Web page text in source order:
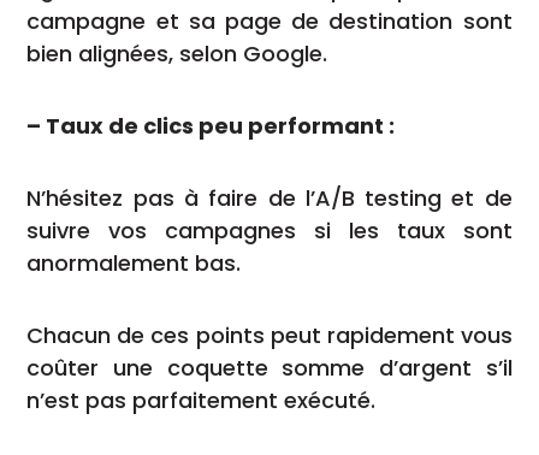
campagne et sa page de destination sont
bien alignées, selon Google.
– Taux de clics peu performant :
N’hésitez pas à faire de l’A/B testing et de
suivre vos campagnes si les taux sont
anormalement bas.
Chacun de ces points peut rapidement vous
coûter une coquette somme d’argent s’il
n’est pas parfaitement exécuté.